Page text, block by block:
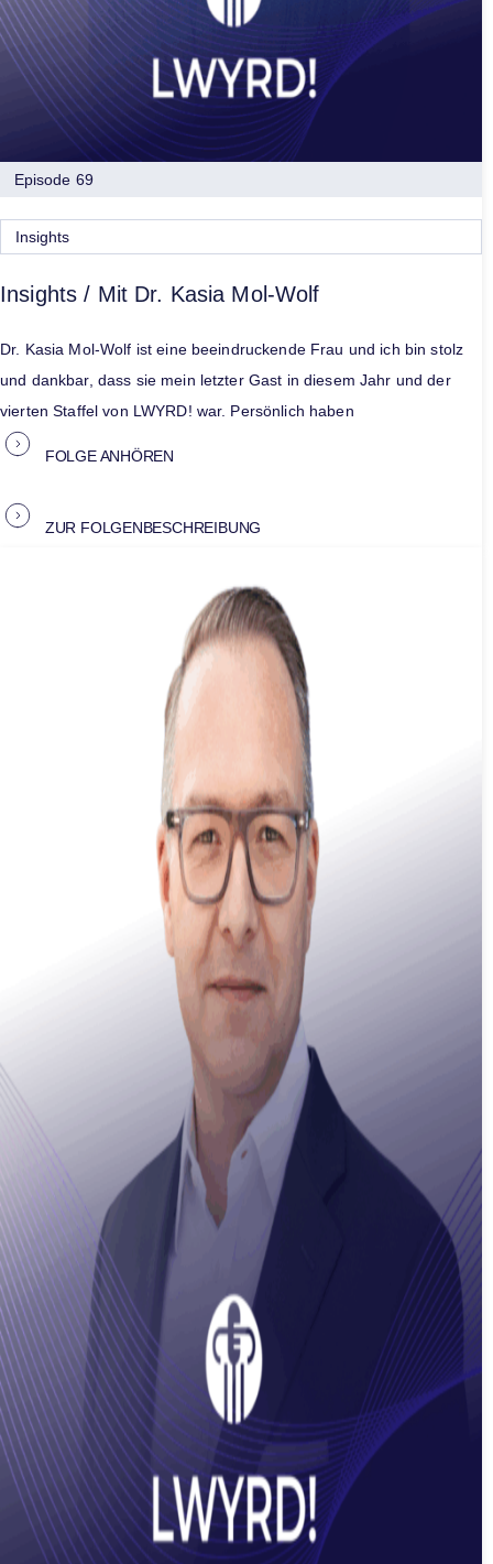
Episode 69
Insights
Insights / Mit Dr. Kasia Mol-Wolf
Dr. Kasia Mol-Wolf ist eine beeindruckende Frau und ich bin stolz
und dankbar, dass sie mein letzter Gast in diesem Jahr und der
vierten Staffel von LWYRD! war. Persönlich haben
FOLGE ANHÖREN
ZUR FOLGENBESCHREIBUNG